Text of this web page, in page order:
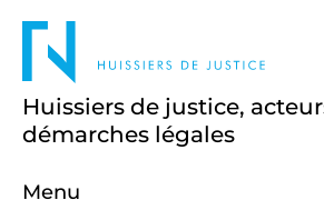
Huissiers de justice,
démarches légales
Menu